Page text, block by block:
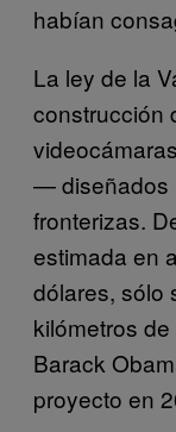
habían
La ley de la
construcción
— diseñados
fronterizas.
estimada en
dólares, sólo
kilómetros
Barack
proyecto en